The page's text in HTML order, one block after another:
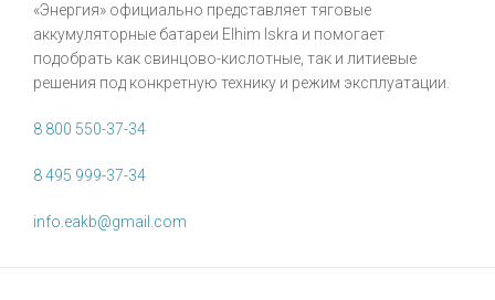
«Энергия» официально представляет тяговые
аккумуляторные батареи Elhim Iskra и помогает
подобрать как свинцово-кислотные, так и литиевые
решения под конкретную технику и режим эксплуатации.
8 800 550-37-34
8 495 999-37-34
info.eakb@gmail.com